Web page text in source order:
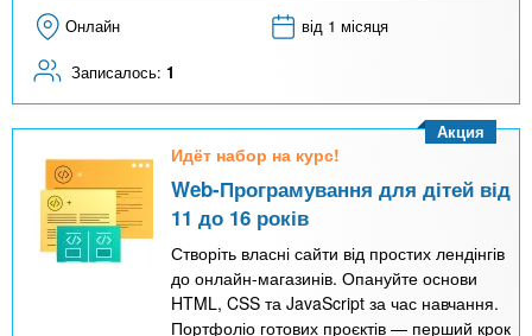
Онлайн від 1 місяця
Записалось: 1
Идёт набор на курс!
Web-Програмування для дітей від
11 до 16 років
Створіть власні сайти від простих лендінгів
до онлайн-магазинів. Опануйте основи
HTML, CSS та JavaScript за час навчання.
Портфоліо готових проєктів — перший крок
Акция